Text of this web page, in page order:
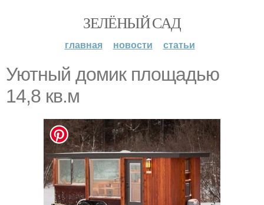
ЗЕЛЁНЫЙ САД
главная новости статьи
Уютный домик площадью
14,8 кв.м